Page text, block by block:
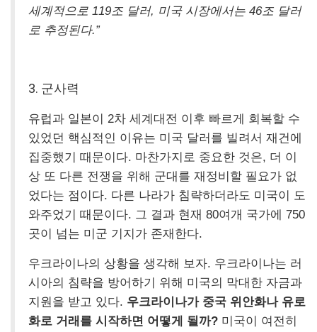
세계적으로 119조 달러, 미국 시장에서는 46조 달러
로 추정된다.”
3. 군사력
유럽과 일본이 2차 세계대전 이후 빠르게 회복할 수
있었던 핵심적인 이유는 미국 달러를 빌려서 재건에
집중했기 때문이다. 마찬가지로 중요한 것은, 더 이
상 또 다른 전쟁을 위해 군대를 재정비할 필요가 없
었다는 점이다. 다른 나라가 침략하더라도 미국이 도
와주었기 때문이다. 그 결과 현재 80여개 국가에 750
곳이 넘는 미군 기지가 존재한다.
우크라이나의 상황을 생각해 보자. 우크라이나는 러
시아의 침략을 방어하기 위해 미국의 막대한 자금과
지원을 받고 있다. 우크라이나가 중국 위안화나 유로
화로 거래를 시작하면 어떻게 될까? 미국이 여전히